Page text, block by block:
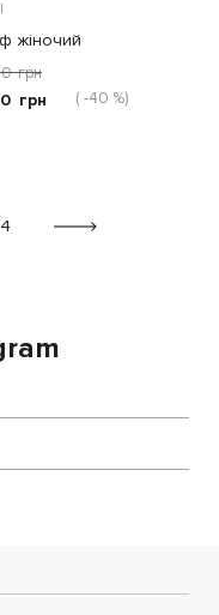
жіночий
грн
грн ( -40 %)
4